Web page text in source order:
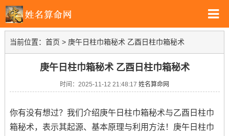
当前位置： 首页 > 庚午日柱巾箱秘术 乙酉日柱巾箱秘术
庚午日柱巾箱秘术 乙酉日柱巾箱秘术
时间：2025-11-12 21:48:17 姓名算命网
你有没有想过？我们介绍庚午日柱巾箱秘术与乙酉日柱巾
箱秘术，表示其起源、基本原理与利用方法！庚午日柱巾